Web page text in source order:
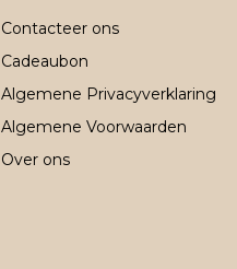
Contacteer ons
Cadeaubon
Algemene Privacyverklaring
Algemene Voorwaarden
Over ons